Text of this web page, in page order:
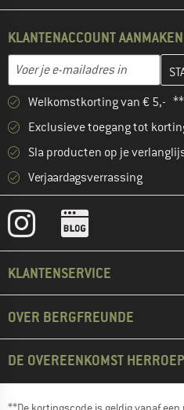
KLANTENACCOUNT AANMAKEN
E-mailadres
Vul je e-mailadres hier in en
Welkomstkorting van € 5,- **
Exclusieve toegang tot
Sla producten op je
Verjaardagsverrassing
KLANTENSERVICE
OVER BERGFREUNDE
DE OVEREENKOMST